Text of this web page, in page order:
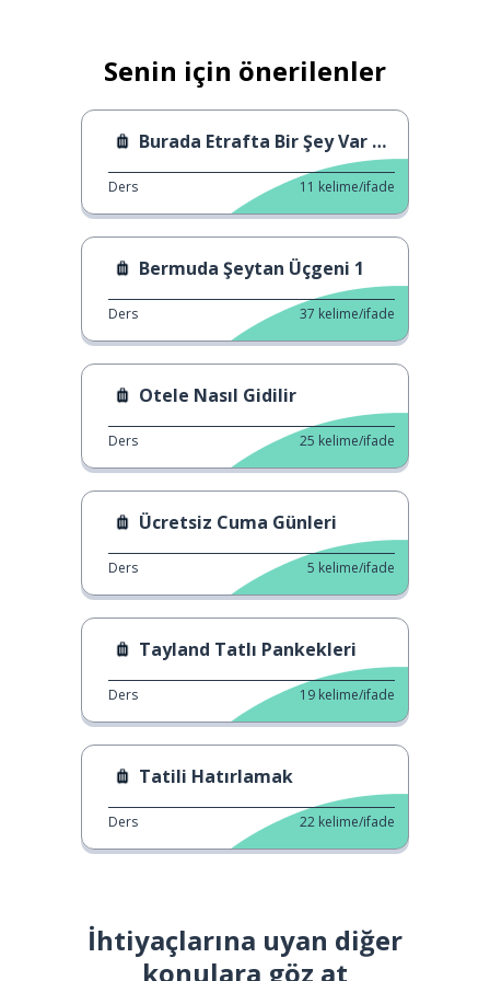
Senin için önerilenler
Burada Etrafta Bir Şey Var mı?
Ders 11 kelime/ifade
Bermuda Şeytan Üçgeni 1
Ders 37 kelime/ifade
Otele Nasıl Gidilir
Ders 25 kelime/ifade
Ücretsiz Cuma Günleri
Ders 5 kelime/ifade
Tayland Tatlı Pankekleri
Ders 19 kelime/ifade
Tatili Hatırlamak
Ders 22 kelime/ifade
İhtiyaçlarına uyan diğer
konulara göz at